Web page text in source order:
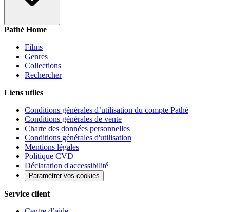
Pathé Home
Films
Genres
Collections
Rechercher
Liens utiles
Conditions générales d’utilisation du compte Pathé
Conditions générales de vente
Charte des données personnelles
Conditions générales d'utilisation
Mentions légales
Politique CVD
Déclaration d'accessibilité
Paramétrer vos cookies
Service client